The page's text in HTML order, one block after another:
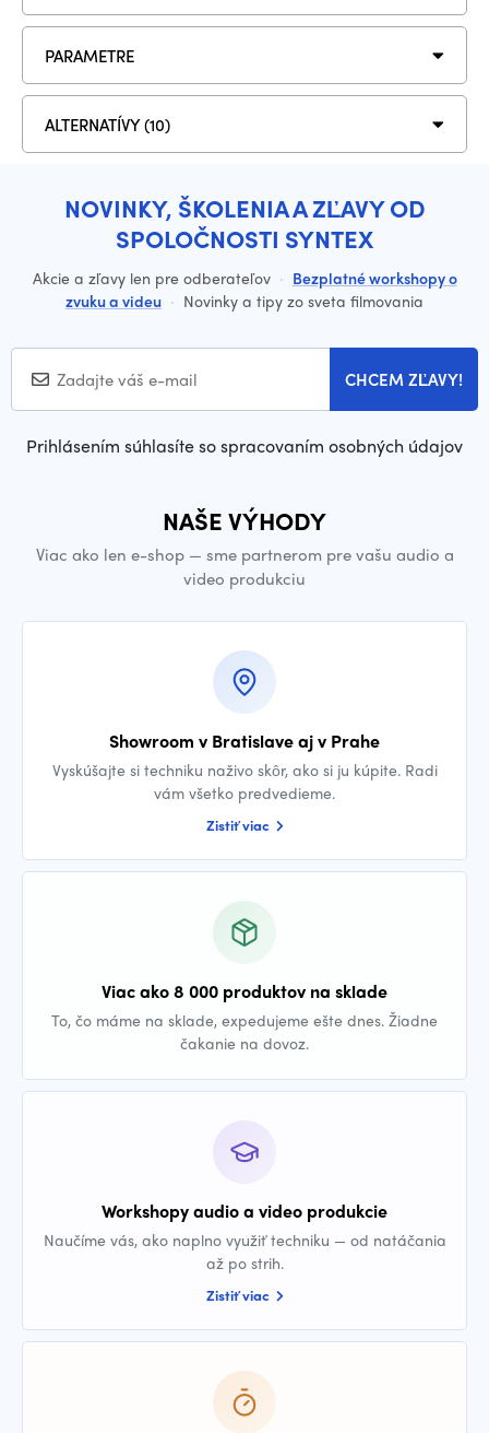
PARAMETRE
ALTERNATÍVY (10)
NOVINKY, ŠKOLENIA A ZĽAVY OD
SPOLOČNOSTI SYNTEX
Akcie a zľavy len pre odberateľov · Bezplatné workshopy o
zvuku a videu · Novinky a tipy zo sveta filmovania
CHCEM ZĽAVY!
Prihlásením súhlasíte so spracovaním osobných údajov
NAŠE VÝHODY
Viac ako len e-shop — sme partnerom pre vašu audio a
video produkciu
Showroom v Bratislave aj v Prahe
Vyskúšajte si techniku naživo skôr, ako si ju kúpite. Radi
vám všetko predvedieme.
Zistiť viac
Viac ako 8 000 produktov na sklade
To, čo máme na sklade, expedujeme ešte dnes. Žiadne
čakanie na dovoz.
Workshopy audio a video produkcie
Naučíme vás, ako naplno využiť techniku — od natáčania
až po strih.
Zistiť viac